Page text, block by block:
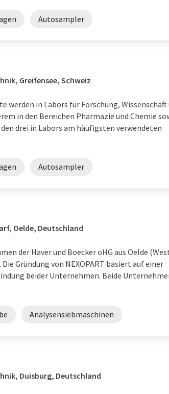
Autosampler
Greifensee, Schweiz
werden in Labors für Forschung, Wissenschaft
in den Bereichen Pharmazie und Chemie
drei in Labors am häufigsten verwendeten
Autosampler
Oelde, Deutschland
der Haver und Boecker oHG aus Oelde
Gründung von NEXOPART basiert auf einer
beider Unternehmen. Beide
Analysensiebmaschinen
Duisburg, Deutschland